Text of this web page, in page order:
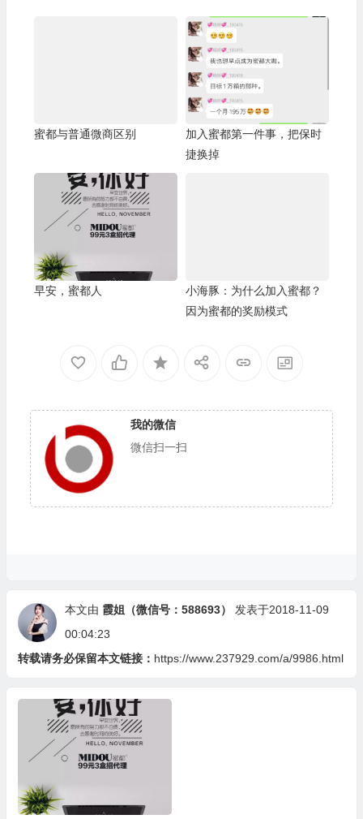
蜜都与普通微商区别
加入蜜都第一件事，把保时
捷换掉
早安，蜜都人
小海豚：为什么加入蜜都？
因为蜜都的奖励模式
我的微信
微信扫一扫
本文由 霞姐（微信号：588693）
发表于2018-11-09
00:04:23
转载请务必保留本文链接： https://www.237929.com/a/9986.html